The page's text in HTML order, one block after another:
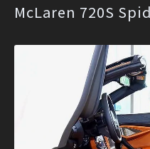
McLaren 720S